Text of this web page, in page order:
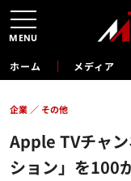
ホーム メディア
Apple TVチャ
ション」を100
企業 その他
MENU